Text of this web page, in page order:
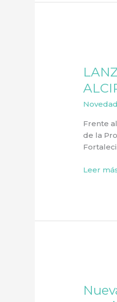
Frente
de la
LA
LOCAL
EN
Leer
para